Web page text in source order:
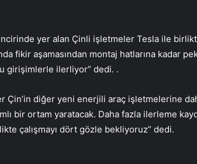
yer alan Çinli işletmeler Tesla ile
fikir aşamasından montaj hatlarına kadar
girişimlerle ilerliyor” dedi. .
Çin’in diğer yeni enerjili araç işletmelerine
bir ortam yaratacak. Daha fazla ilerleme
çalışmayı dört gözle bekliyoruz” dedi.